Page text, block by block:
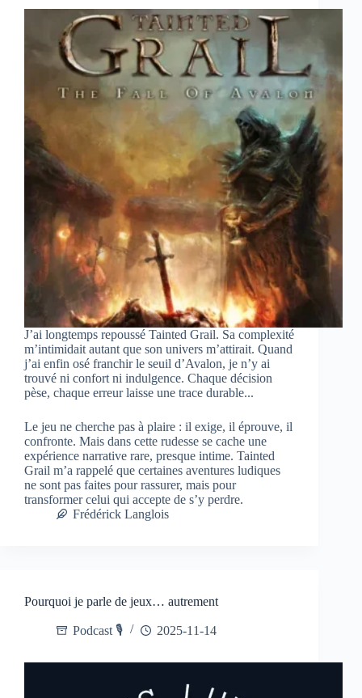
J’ai longtemps repoussé Tainted Grail. Sa complexité
m’intimidait autant que son univers m’attirait. Quand
j’ai enfin osé franchir le seuil d’Avalon, je n’y ai
trouvé ni confort ni indulgence. Chaque décision
pèse, chaque erreur laisse une trace durable...
Le jeu ne cherche pas à plaire : il exige, il éprouve, il
confronte. Mais dans cette rudesse se cache une
expérience narrative rare, presque intime. Tainted
Grail m’a rappelé que certaines aventures ludiques
ne sont pas faites pour rassurer, mais pour
transformer celui qui accepte de s’y perdre.
Frédérick Langlois
Pourquoi je parle de jeux… autrement
Podcast 🎙️ 2025-11-14